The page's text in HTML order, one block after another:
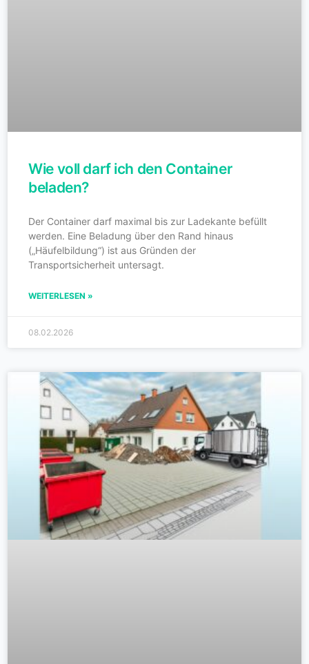
Wie voll darf ich den Container
beladen?
Der Container darf maximal bis zur Ladekante befüllt
werden. Eine Beladung über den Rand hinaus
(„Häufelbildung“) ist aus Gründen der
Transportsicherheit untersagt.
WEITERLESEN »
08.02.2026